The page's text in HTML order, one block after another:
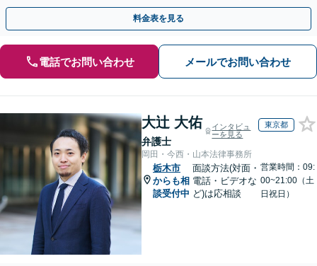
トップで対応可能。遺言書作成や事業承継のご相談にも対応
料金表を見る
電話でお問い合わせ メールでお問い合わせ
大辻 大佑
弁護士
インタビュ
ーを見る
東京都
岡田・今西・山本法律事務所
栃木市
からも相
談受付中
面談方法(対面・
電話・ビデオな
ど)は応相談
営業時間：09:
00~21:00（土
日祝日）